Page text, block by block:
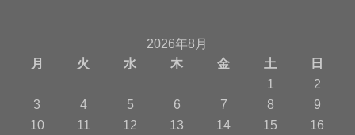
2026年8月
月
火 水 木 金 土
日
1
2
3
4 5 6 7 8
9
10
11 12 13 14 15 16